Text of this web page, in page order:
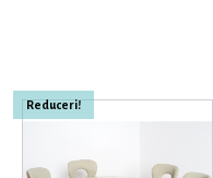
Reduceri!